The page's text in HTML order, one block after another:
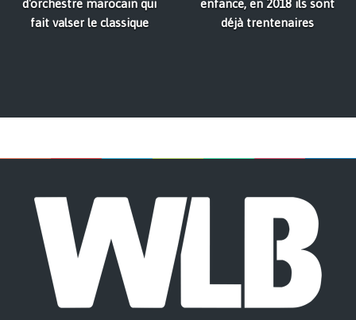
d'orchestre marocain qui
fait valser le classique
enfance, en 2018 ils sont
déjà trentenaires